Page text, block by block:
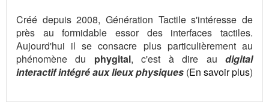
Créé depuis 2008, Génération Tactile s'intéresse de
près au formidable essor des interfaces tactiles.
Aujourd'hui il se consacre plus particulièrement au
phénomène du phygital, c'est à dire audigital
interactif intégré aux lieux physiques (En savoir plus)